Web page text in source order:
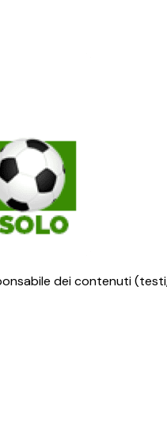
dei contenuti